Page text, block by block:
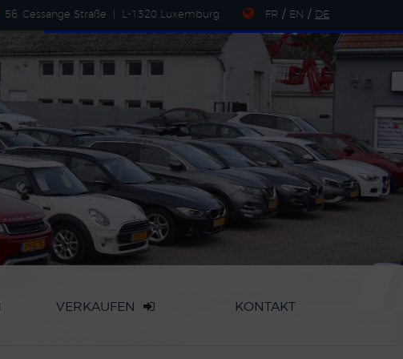
56, Cessange Straße L-1320 Luxemburg FR / EN / DE
VERKAUFEN KONTAKT